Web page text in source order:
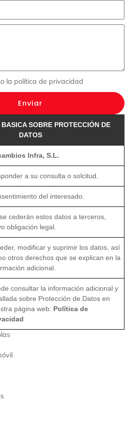
la política de privacidad
Enviar
SOBRE PROTECCIÓN DE
DATOS
Infra, S.L.
a su consulta o solcitud.
del interesado.
cederán estos datos a terceros,
obligación legal.
modificar y suprimir los datos, así
otros derechos que se explican en la
adicional.
consultar la información adicional y
sobre Protección de Datos en
página web: Política de